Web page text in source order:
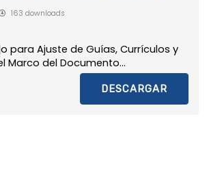
163 downloads
para Ajuste de Guías, Currículos y
Marco del Documento...
DESCARGAR